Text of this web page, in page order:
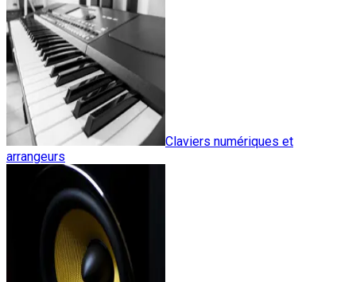
Claviers numériques et
arrangeurs